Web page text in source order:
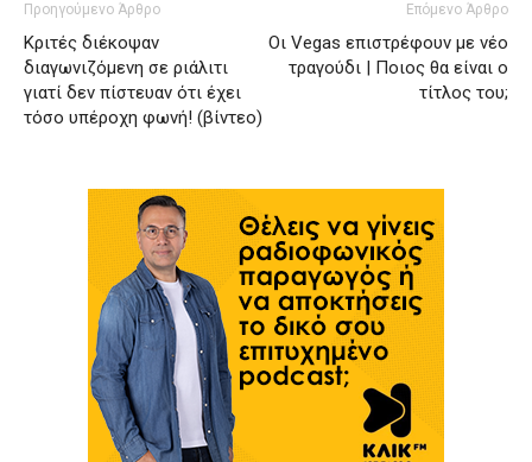
Προηγούμενο Άρθρο
Κριτές διέκοψαν
διαγωνιζόμενη σε ριάλιτι
γιατί δεν πίστευαν ότι έχει
τόσο υπέροχη φωνή! (βίντεο)
Επόμενο Άρθρο
Οι Vegas επιστρέφουν με νέο
τραγούδι | Ποιος θα είναι ο
τίτλος του;